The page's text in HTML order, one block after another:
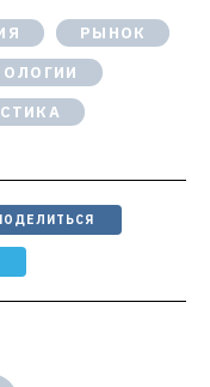
РЫНОК